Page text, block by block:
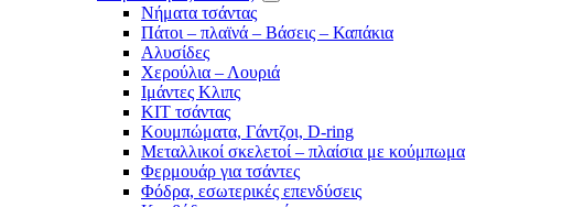
Νήματα τσάντας
Πάτοι – πλαϊνά – Βάσεις – Καπάκια
Αλυσίδες
Χερούλια – Λουριά
Ιμάντες Κλιπς
ΚΙΤ τσάντας
Κουμπώματα, Γάντζοι, D-ring
Μεταλλικοί σκελετοί – πλαίσια με κούμπωμα
Φερμουάρ για τσάντες
Φόδρα, εσωτερικές επενδύσεις